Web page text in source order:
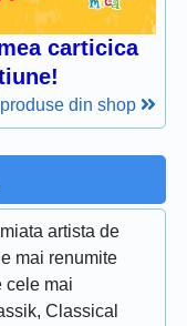
carticica
din shop
artista de
mai renumite
cele mai
Classical